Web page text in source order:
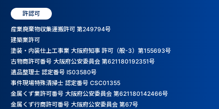
許認可
産業廃棄物収集運搬許可 第249794号
建築業許可
塗装・内装仕上工事業 大阪府知事 許可（般-3）第155693号
古物商許可番号 大阪府公安委員会 第621180192351号
遺品整理士 認定番号 IS03580号
事件現場特殊清掃士 認定番号 CSC01355
金属くず業許可番号 大阪府公安委員会 第621180142466号
金属くず行商許可番号 大阪府公安委員会 第67号